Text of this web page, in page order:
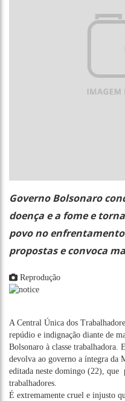
Governo Bolsonaro
doença e a fome e
povo no
propostas e convoca
Reprodução
A Central Única dos
repúdio e indignação diante de
Bolsonaro à classe trabalhadora.
devolva ao governo a íntegra da
editada neste domingo (22), que
trabalhadores.
É extremamente cruel e injusto